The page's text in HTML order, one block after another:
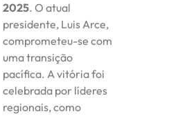
2025. O atual
presidente, Luis Arce,
comprometeu-se com
uma transição
pacífica. A vitória foi
celebrada por líderes
regionais, como